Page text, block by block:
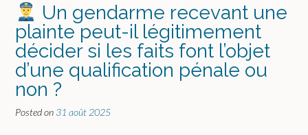
Un gendarme recevant une
plainte peut-il légitimement
décider si les faits font l’objet
d’une qualification pénale ou
non ?
Posted on 31 août 2025